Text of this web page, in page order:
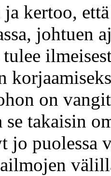
kertoo,
johtuen
on
takaisin
jo puolessa